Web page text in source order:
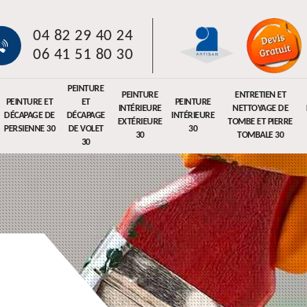
04 82 29 40 24
06 41 51 80 30
PEINTURE ET
DÉCAPAGE DE
PERSIENNE 30
PEINTURE
ET
DÉCAPAGE
DE VOLET
30
PEINTURE
INTÉRIEURE
EXTÉRIEURE
30
PEINTURE
INTÉRIEURE
30
ENTRETIEN ET
NETTOYAGE DE
TOMBE ET PIERRE
TOMBALE 30